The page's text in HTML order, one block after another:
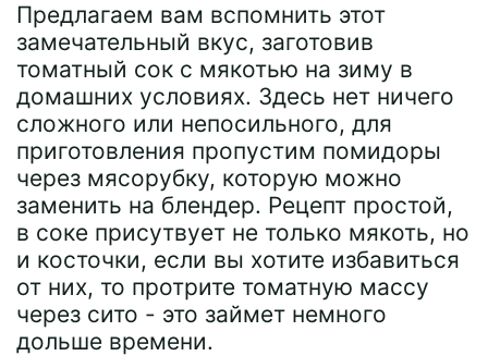
Предлагаем вам вспомнить этот
замечательный вкус, заготовив
томатный сок с мякотью на зиму в
домашних условиях. Здесь нет ничего
сложного или непосильного, для
приготовления пропустим помидоры
через мясорубку, которую можно
заменить на блендер. Рецепт простой,
в соке присутвует не только мякоть, но
и косточки, если вы хотите избавиться
от них, то протрите томатную массу
через сито - это займет немного
дольше времени.